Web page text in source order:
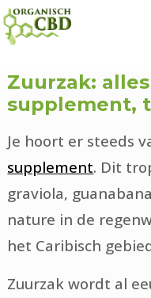
Zuurzak:
supplement,
Je hoort er steeds
supplement. Dit
graviola,
nature in de
het Caribisch
Zuurzak wordt al